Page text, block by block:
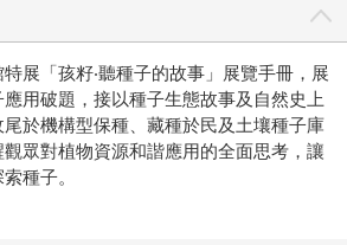
展「孩籽‧聽種子的故事」展覽手冊，展
用破題，接以種子生態故事及自然史上
於機構型保種、藏種於民及土壤種子庫
眾對植物資源和諧應用的全面思考，讓
種子。